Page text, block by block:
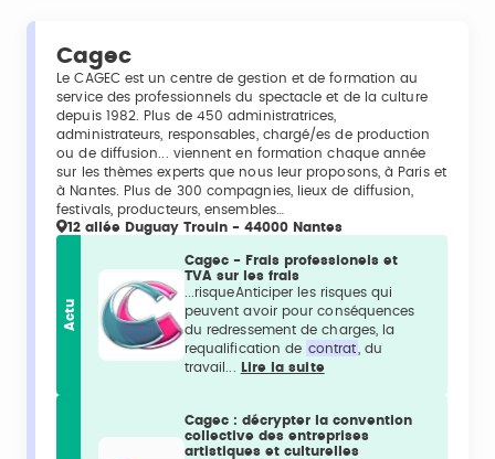
Cagec
Le CAGEC est un centre de gestion et de formation au
service des professionnels du spectacle et de la culture
depuis 1982. Plus de 450 administratrices,
administrateurs, responsables, chargé/es de production
ou de diffusion... viennent en formation chaque année
sur les thèmes experts que nous leur proposons, à Paris et
à Nantes. Plus de 300 compagnies, lieux de diffusion,
festivals, producteurs, ensembles…
12 allée Duguay Trouin - 44000 Nantes
Actu
Cagec - Frais professionels et
TVA sur les frais
...risqueAnticiper les risques qui
peuvent avoir pour conséquences
du redressement de charges, la
requalification de contrat
, du
travail...
Lire la suite
Cagec : décrypter la convention
collective des entreprises
artistiques et culturelles